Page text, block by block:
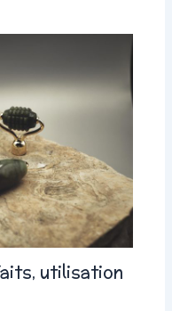
utilisation